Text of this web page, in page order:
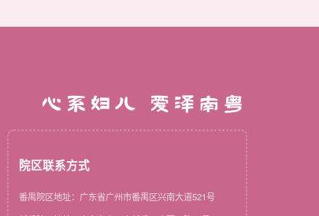
心系妇儿 爱泽南粤
院区联系方式
番禺院区地址：广东省广州市番禺区兴南大道521号